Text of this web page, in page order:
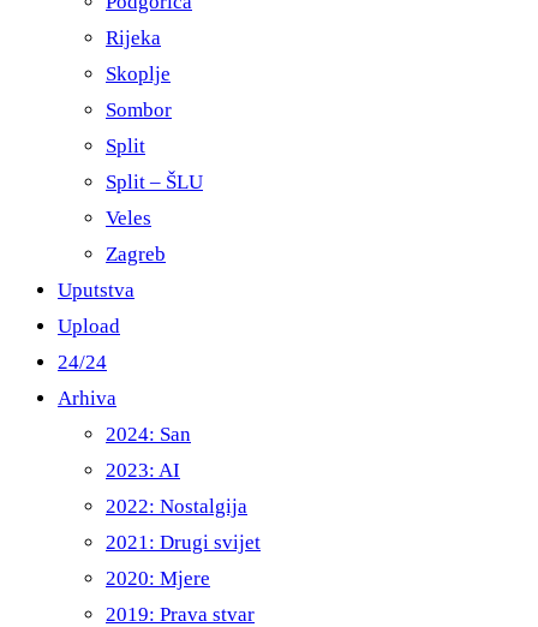
Rijeka
Skoplje
Sombor
Split
Split – ŠLU
Veles
Zagreb
Uputstva
Upload
24/24
Arhiva
2024: San
2023: AI
2022: Nostalgija
2021: Drugi svijet
2020: Mjere
2019: Prava stvar